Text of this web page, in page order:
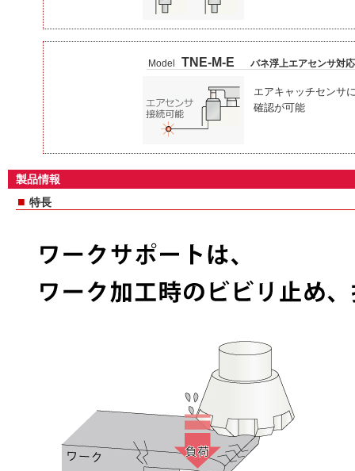
Model TNE-M-E バネ浮上エアセンサ対
エアキャッチセンサ
確認が可能
製品情報
■ 特長